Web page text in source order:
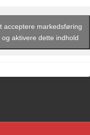
acceptere markedsføring
og aktivere dette indhold